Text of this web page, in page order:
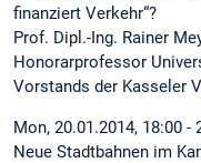
finanziert Verkehr“?
Prof. Dipl.-Ing. Rainer
Honorarprofessor
Vorstands der Kasseler
Mon, 20.01.2014, 18:00 -
Neue Stadtbahnen im